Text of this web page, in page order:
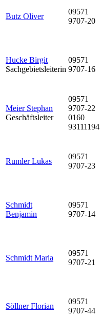
Butz Oliver
09571
9707-20
Hucke Birgit
Sachgebietsleiterin
09571
9707-16
Meier Stephan
Geschäftsleiter
09571
9707-22
0160
93111194
Rumler Lukas
09571
9707-23
Schmidt
Benjamin
09571
9707-14
Schmidt Maria
09571
9707-21
Söllner Florian
09571
9707-44